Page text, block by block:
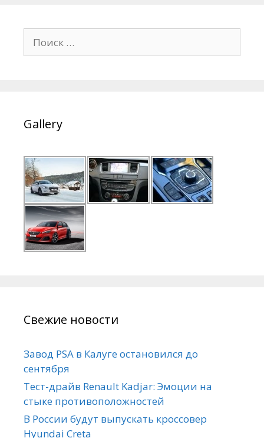
Gallery
Свежие новости
Завод PSA в Калуге остановился до
сентября
Тест-драйв Renault Kadjar: Эмоции на
стыке противоположностей
В России будут выпускать кроссовер
Hyundai Creta